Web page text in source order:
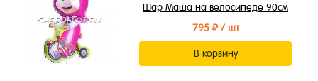
Шар Маша на велосипеде 90см
795 ₽/ шт
В корзину